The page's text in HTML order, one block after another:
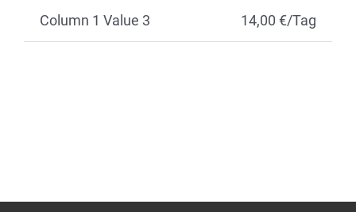
Column 1 Value 3 14,00 €/Tag